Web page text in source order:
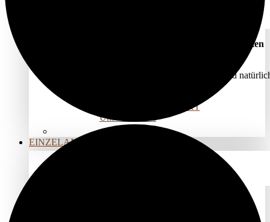
vermieten
Mit Elbnähe für die Pausen, viel Licht und
KONTAKT
Unsere Räume
EINZELANGEBOTE